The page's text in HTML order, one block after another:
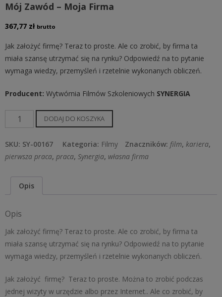
Mój Zawód – Moja Firma
367,77 zł brutto
Jak założyć firmę? Teraz to proste. Ale co zrobić, by firma ta
miała szansę utrzymać się na rynku? Odpowiedź na to pytanie
wymaga wiedzy, przemyśleń i rzetelnie wykonanych obliczeń.
Producent: Wytwórnia Filmów Szkoleniowych SYNERGIA
ilość
Mój
Zawód
-
Firma
DODAJ DO KOSZYKA
SKU: SY-00167 Kategoria: Filmy Znaczników: film, kariera,
pierwsza praca, praca, Synergia, własna firma
Opis
Opis
Jak założyć firmę? Teraz to proste. Ale co zrobić, by firma ta
miała szansę utrzymać się na rynku? Odpowiedź na to pytanie
wymaga wiedzy, przemyśleń i rzetelnie wykonanych obliczeń.
Jak założyć firmę? Teraz to proste. Można to zrobić podczas
jednej wizyty w urzędzie albo przez Internet.. Ale co zrobić, by